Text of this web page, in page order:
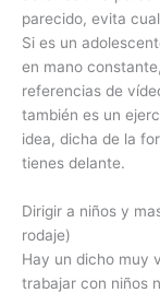
parecido, evita
Si es un
en mano
referencias de
también es un
idea, dicha de la
tienes delante.
Dirigir a niños y
rodaje)
Hay un dicho muy
trabajar con niños